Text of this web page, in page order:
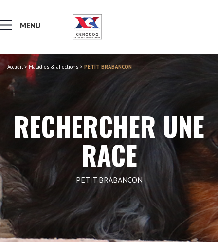
MALADIES & AFFECTIONS
NOTIONS DE GÉNÉTIQUE
RECHERCHER UNE RACE
LEXIQUE
VERS LE SITE SCC.ASSO.FR
MENU
Accueil>Maladies & affections > PETIT BRABANCON
RECHERCHER UNE
RACE
PETIT BRABANCON